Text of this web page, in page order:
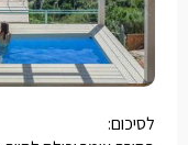
לסיכום: